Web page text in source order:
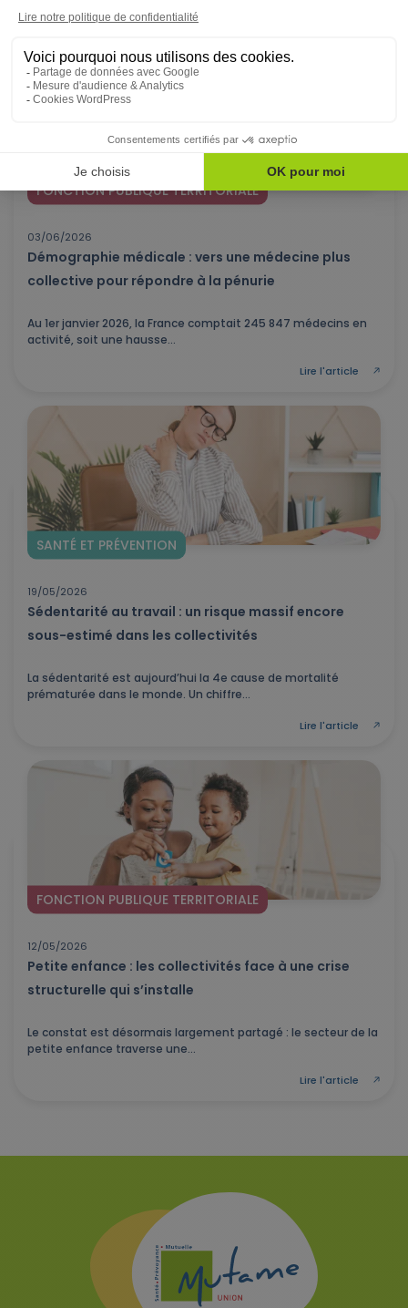
FONCTION PUBLIQUE TERRITORIALE
03/06/2026
Démographie médicale : vers une médecine plus
collective pour répondre à la pénurie
Au 1er janvier 2026, la France comptait 245 847 médecins en
activité, soit une hausse...
Lire l'article
SANTÉ ET PRÉVENTION
19/05/2026
Sédentarité au travail : un risque massif encore
sous-estimé dans les collectivités
La sédentarité est aujourd’hui la 4e cause de mortalité
prématurée dans le monde. Un chiffre...
Lire l'article
FONCTION PUBLIQUE TERRITORIALE
12/05/2026
Petite enfance : les collectivités face à une crise
structurelle qui s’installe
Le constat est désormais largement partagé : le secteur de la
petite enfance traverse une...
Lire l'article